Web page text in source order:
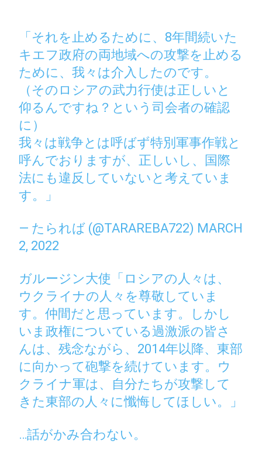
「それを止めるために、8年間続いた
キエフ政府の両地域への攻撃を止める
ために、我々は介入したのです。
（そのロシアの武力行使は正しいと
仰るんですね？という司会者の確認
に）
我々は戦争とは呼ばず特別軍事作戦と
呼んでおりますが、正しいし、国際
法にも違反していないと考えていま
す。」
— たられば (@TARAREBA722) MARCH
2, 2022
ガルージン大使「ロシアの人々は、
ウクライナの人々を尊敬していま
す。仲間だと思っています。しかし
いま政権についている過激派の皆さ
んは、残念ながら、2014年以降、東部
に向かって砲撃を続けています。ウ
クライナ軍は、自分たちが攻撃して
きた東部の人々に懺悔してほしい。」
…話がかみ合わない。